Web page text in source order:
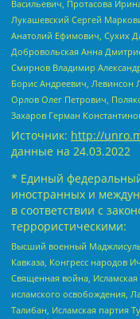
Васильевич, Протасова
Лукашевский Сергей
Анатолий Ефимович, Сухих
Добровольская Анна
Смирнов Владимир
Борис Андреевич, Левинсон
Орлов Олег Петрович,
Захаров Герман
Источник: http://
данные на 24.03.2022
* Единый
иностранных и
в соответствии с
террористическими:
Высший военный
Кавказа, Конгресс народов
Священная война,
исламского освобождения,
Талибан, Исламская партия